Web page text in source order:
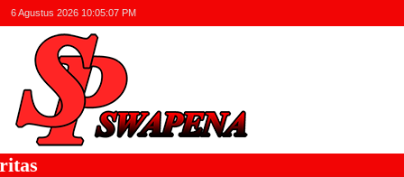
6 Agustus 2026 10:05:07 PM